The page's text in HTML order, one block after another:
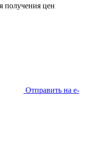
получения цен
Отправить на e-